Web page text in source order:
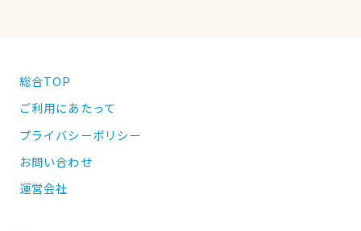
総合TOP
ご利用にあたって
プライバシーポリシー
お問い合わせ
運営会社